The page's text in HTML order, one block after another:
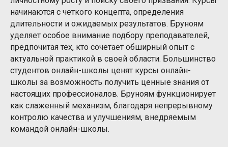
начинаются с четкого концепта, определения
длительности и ожидаемых результатов. Бруноям
уделяет особое внимание подбору преподавателей,
предпочитая тех, кто сочетает обширный опыт с
актуальной практикой в своей области. Большинство
студентов онлайн-школы ценят курсы онлайн-
школы за возможность получить ценные знания от
настоящих профессионалов. Бруноям функционирует
как слаженный механизм, благодаря непрерывному
контролю качества и улучшениям, внедряемым
командой онлайн-школы.